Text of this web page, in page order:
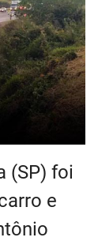
(SP) foi
e